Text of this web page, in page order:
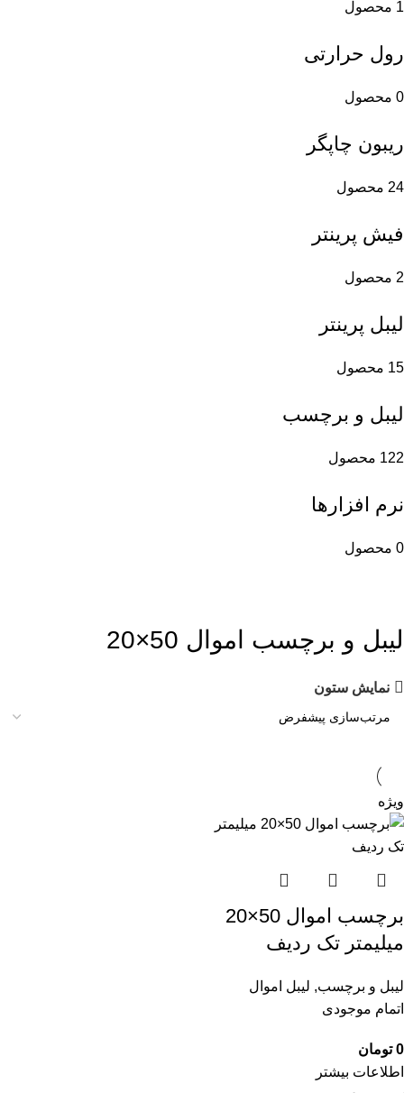
1 محصول
رول حرارتی
0 محصول
ریبون چاپگر
24 محصول
فیش پرینتر
2 محصول
لیبل پرینتر
15 محصول
لیبل و برچسب
122 محصول
نرم افزارها
0 محصول
لیبل و برچسب اموال 50×20
نمایش ستون
ویژه
برچسب اموال 50×20
میلیمتر تک ردیف
لیبل و برچسب, لیبل اموال
اتمام موجودی
0 تومان
اطلاعات بیشتر